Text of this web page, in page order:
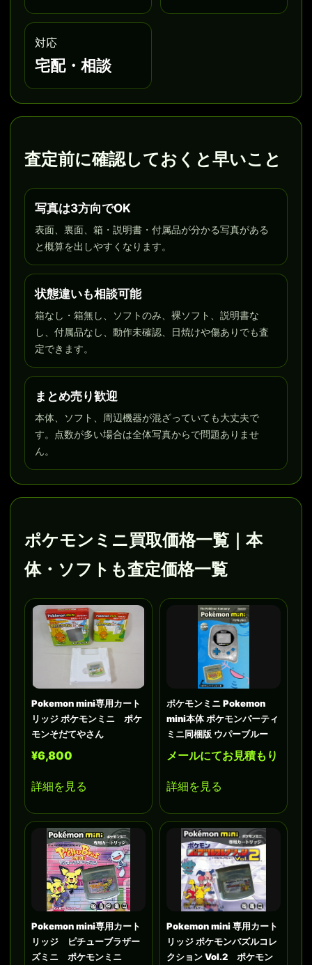
対応
宅配・相談
査定前に確認しておくと早いこと
写真は3方向でOK
表面、裏面、箱・説明書・付属品が分かる写真がある
と概算を出しやすくなります。
状態違いも相談可能
箱なし・箱無し、ソフトのみ、裸ソフト、説明書な
し、付属品なし、動作未確認、日焼けや傷ありでも査
定できます。
まとめ売り歓迎
本体、ソフト、周辺機器が混ざっていても大丈夫で
す。点数が多い場合は全体写真からで問題ありませ
ん。
ポケモンミニ買取価格一覧｜本
体・ソフトも査定価格一覧
Pokemon mini専用カート
リッジ ポケモンミニ ポケ
モンそだてやさん
¥6,800
詳細を見る
ポケモンミニ Pokemon
mini本体 ポケモンパーティ
ミニ同梱版 ウパーブルー
メールにてお見積もり
詳細を見る
Pokemon mini専用カート
リッジ ピチューブラザー
ズミニ ポケモンミニ
Pokemon mini 専用カート
リッジ ポケモンパズルコレ
クション Vol.2 ポケモン